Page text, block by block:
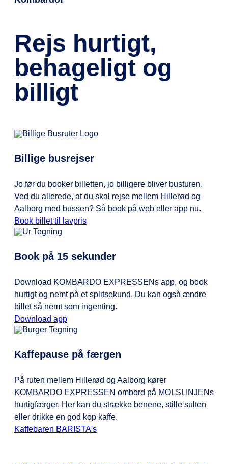
Rejs hurtigt,
behageligt og
billigt
Billige busrejser
Jo før du booker billetten, jo billigere bliver busturen.
Ved du allerede, at du skal rejse mellem Hillerød og
Aalborg med bussen? Så book på web eller app nu.
Book billet til lavpris
Book på 15 sekunder
Download KOMBARDO EXPRESSENs app, og book
hurtigt og nemt på et splitsekund. Du kan også ændre
billet så nemt som ingenting.
Download app
Kaffepause på færgen
På ruten mellem Hillerød og Aalborg kører
KOMBARDO EXPRESSEN ombord på MOLSLINJENs
hurtigfærger. Her kan du strække benene, stille sulten
eller drikke en god kop kaffe.
Kaffebaren BARISTA's